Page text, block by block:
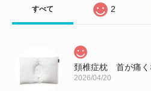
すべて 2
2026/04/20